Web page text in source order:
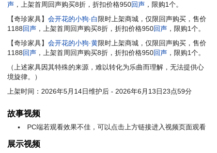
声 ，上架首周回声购买8折，折扣价格950回声 ，限购1个。
【奇珍家具】 会开花的小狗·白 限时上架商城，仅限回声购买，售价
1188回声 ，上架首周回声购买8折，折扣价格950回声 ，限购1个。
【奇珍家具】 会开花的小狗·黄限时上架商城，仅限回声购买，售价
1188回声 ，上架首周回声购买8折，折扣价格950回声 ，限购1个。
（上述家具因其特殊的来源，难以转化为乐曲而理解，无法提供心
境旋律。）
上架时间：2026年5月14日维护后 - 2026年6月13日23点59分
故事视频
PC端若观看效果不佳，可以点击上方链接进入视频页面观看
展示视频